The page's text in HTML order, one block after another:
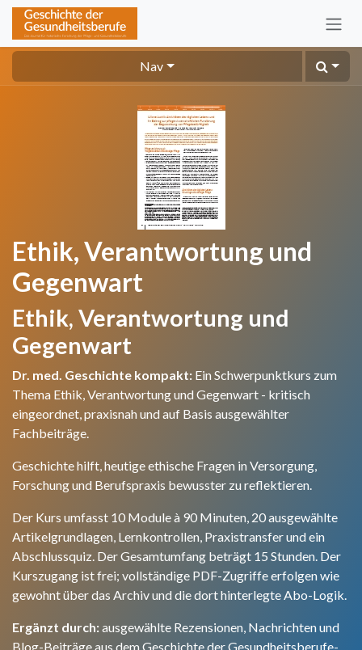
Zum Inhalt springen
Nav
Ethik, Verantwortung und
Gegenwart
Ethik, Verantwortung und
Gegenwart
Dr. med. Geschichte kompakt: Ein Schwerpunktkurs zum
Thema Ethik, Verantwortung und Gegenwart - kritisch
eingeordnet, praxisnah und auf Basis ausgewählter
Fachbeiträge.
Geschichte hilft, heutige ethische Fragen in Versorgung,
Forschung und Berufspraxis bewusster zu reflektieren.
Der Kurs umfasst 10 Module à 90 Minuten, 20 ausgewählte
Artikelgrundlagen, Lernkontrollen, Praxistransfer und ein
Abschlussquiz. Der Gesamtumfang beträgt 15 Stunden. Der
Kurszugang ist frei; vollständige PDF-Zugriffe erfolgen wie
gewohnt über das Archiv und die dort hinterlegte Abo-Logik.
Ergänzt durch:ausgewählte Rezensionen, Nachrichten und
Blog-Beiträge aus dem Geschichte der Gesundheitsberufe-